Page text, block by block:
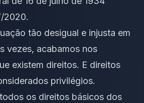
2020.
tão desigual e injusta em
vezes, acabamos nos
existem direitos. E direitos
privilégios.
os direitos básicos dos